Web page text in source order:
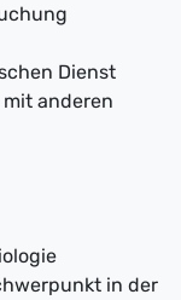
Dienst
anderen
in der